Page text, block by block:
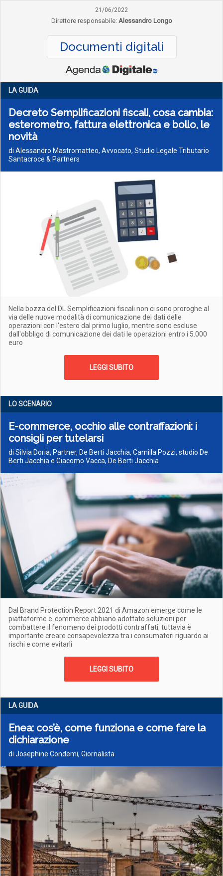
21/06/2022
Direttore responsabile: Alessandro Longo
Documenti digitali
LA GUIDA
Decreto Semplificazioni fiscali, cosa cambia:
esterometro, fattura elettronica e bollo, le
novità
di Alessandro Mastromatteo, Avvocato, Studio Legale Tributario
Santacroce & Partners
Nella bozza del DL Semplificazioni fiscali non ci sono proroghe al
via delle nuove modalità di comunicazione dei dati delle
operazioni con l'estero dal primo luglio, mentre sono escluse
dall'obbligo di comunicazione dei dati le operazioni entro i 5.000
euro
LEGGI SUBITO
LO SCENARIO
E-commerce, occhio alle contraffazioni: i
consigli per tutelarsi
di Silvia Doria, Partner, De Berti Jacchia, Camilla Pozzi, studio De
Berti Jacchia e Giacomo Vacca, De Berti Jacchia
Dal Brand Protection Report 2021 di Amazon emerge come le
piattaforme e-commerce abbiano adottato soluzioni per
combattere il fenomeno dei prodotti contraffati, tuttavia è
importante creare consapevolezza tra i consumatori riguardo ai
rischi e come evitarli
LEGGI SUBITO
LA GUIDA
Enea: cos’è, come funziona e come fare la
dichiarazione
di Josephine Condemi, Giornalista